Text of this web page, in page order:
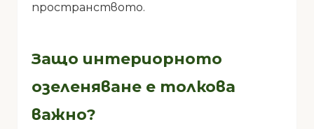
пространството.
Защо интериорното
озеленяване е толкова
важно?